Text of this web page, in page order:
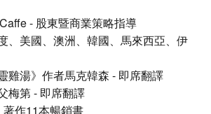
- 股東暨商業策略指導
、美國、澳洲、韓國、馬來西亞、伊
雞湯》作者馬克韓森 - 即席翻譯
梅第 - 即席翻譯
作11本暢銷書